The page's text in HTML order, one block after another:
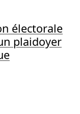
électorale
plaidoyer